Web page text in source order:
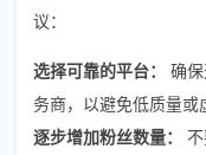
议：
选择可靠的平台：
确
务商，以避免低质量或
逐步增加粉丝数量：